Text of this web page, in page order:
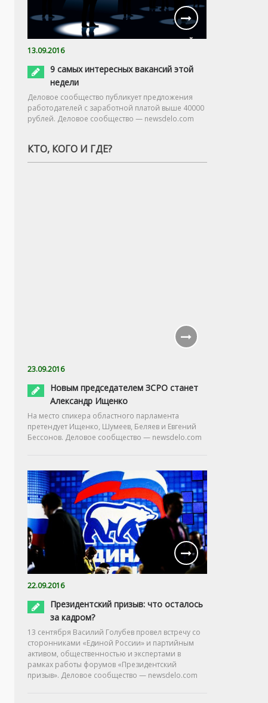
13.09.2016
9 самых интересных вакансий этой
недели
Деловое сообщество публикует предложения
работодателей с заработной платой выше 40000
рублей. Деловое сообщество — newsdelo.com
КТО, КОГО И ГДЕ?
23.09.2016
Новым председателем ЗСРО станет
Александр Ищенко
На место спикера областного парламента
претендует Ищенко, Шумеев, Беляев и Евгений
Бессонов. Деловое сообщество — newsdelo.com
22.09.2016
Президентский призыв: что осталось
за кадром?
13 сентября Василий Голубев провел встречу со
сторонниками «Единой России» и партийным
активом, общественностью и экспертами в
рамках работы форумов «Президентский
призыв». Деловое сообщество — newsdelo.com